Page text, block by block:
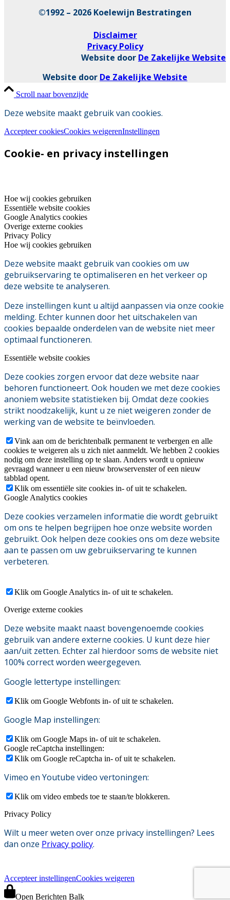
©1992 – 2026 Koelewijn Bestratingen
Disclaimer
Privacy Policy
Website door De Zakelijke Website
Website door De Zakelijke Website
Scroll naar bovenzijde
Deze website maakt gebruik van cookies.
Accepteer cookiesCookies weigerenInstellingen
Cookie- en privacy instellingen
Hoe wij cookies gebruiken
Essentiële website cookies
Google Analytics cookies
Overige externe cookies
Privacy Policy
Hoe wij cookies gebruiken
Deze website maakt gebruik van cookies om uw
gebruikservaring te optimaliseren en het verkeer op
deze website te analyseren.
Deze instellingen kunt u altijd aanpassen via onze cookie
melding. Echter kunnen door het uitschakelen van
cookies bepaalde onderdelen van de website niet meer
optimaal functioneren.
Essentiële website cookies
Deze cookies zorgen ervoor dat deze website naar
behoren functioneert. Ook houden we met deze cookies
anoniem website statistieken bij. Omdat deze cookies
strikt noodzakelijk, kunt u ze niet weigeren zonder de
werking van de website te beïnvloeden.
Vink aan om de berichtenbalk permanent te verbergen en alle
cookies te weigeren als u zich niet aanmeldt. We hebben 2 cookies
nodig om deze instelling op te slaan. Anders wordt u opnieuw
gevraagd wanneer u een nieuw browservenster of een nieuw
tabblad opent.
Klik om essentiële site cookies in- of uit te schakelen.
Google Analytics cookies
Deze cookies verzamelen informatie die wordt gebruikt
om ons te helpen begrijpen hoe onze website worden
gebruikt. Ook helpen deze cookies ons om deze website
aan te passen om uw gebruikservaring te kunnen
verbeteren.
Klik om Google Analytics in- of uit te schakelen.
Overige externe cookies
Deze website maakt naast bovengenoemde cookies
gebruik van andere externe cookies. U kunt deze hier
aan/uit zetten. Echter zal hierdoor soms de website niet
100% correct worden weergegeven.
Google lettertype instellingen:
Klik om Google Webfonts in- of uit te schakelen.
Google Map instellingen:
Klik om Google Maps in- of uit te schakelen.
Google reCaptcha instellingen:
Klik om Google reCaptcha in- of uit te schakelen.
Vimeo en Youtube video vertoningen:
Klik om video embeds toe te staan/te blokkeren.
Privacy Policy
Wilt u meer weten over onze privacy instellingen? Lees
dan onze Privacy policy.
Accepteer instellingenCookies weigeren
Open Berichten Balk